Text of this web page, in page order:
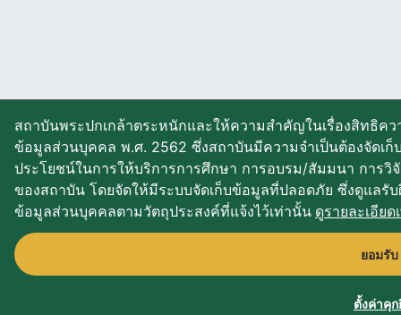
สถาบันพระปกเกล้าตระหนักและให้ความสำคัญในเรื่องสิทธิ
ข้อมูลส่วนบุคคล พ.ศ. 2562 ซึ่งสถาบันมีความจำเป็นต้องจัดเ
ประโยชน์ในการให้บริการการศึกษา การอบรม/สัมมนา การ
ของสถาบัน โดยจัดให้มีระบบจัดเก็บข้อมูลที่ปลอดภัย ซึ่งดูแลรั
ข้อมูลส่วนบุคคลตามวัตถุประสงค์ที่แจ้งไว้เท่านั้น ดูรายละเอียด
ยอมรับ
ตั้งค่าคุก